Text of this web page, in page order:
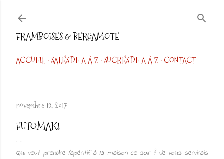
FRAMBOISES & BERGAMOTE
ACCUEIL SALÉS DE A À Z SUCRÉS DE A À Z CONTACT
novembre 19, 2017
FUTOMAKI
Qui veut prendre l'apéritif à la maison ce soir ? Je vous servirais